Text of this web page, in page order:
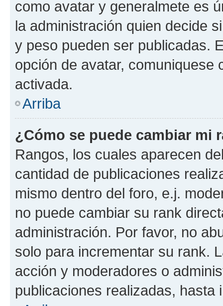
como avatar y generalmete es
la administración quien decide
y peso pueden ser publicadas.
opción de avatar, comuniquese
activada.
Arriba
¿Cómo se puede cambiar mi
Rangos, los cuales aparecen
cantidad de publicaciones
mismo dentro del foro, e.j.
no puede cambiar su rank
administración. Por favor, no
solo para incrementar su rank.
acción y moderadores o
publicaciones realizadas, hasta